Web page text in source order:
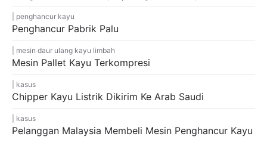
penghancur kayu
Penghancur Pabrik Palu
mesin daur ulang kayu limbah
Mesin Pallet Kayu Terkompresi
kasus
Chipper Kayu Listrik Dikirim Ke Arab Saudi
kasus
Pelanggan Malaysia Membeli Mesin Penghancur Kayu